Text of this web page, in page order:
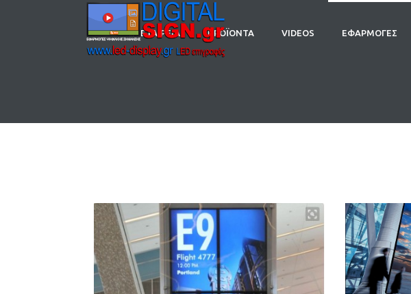
H ΕΤΑΙΡΕΙΑ ΠΡΟΪΟΝΤΑ VIDEOS ΕΦΑΡΜΟΓΕΣ